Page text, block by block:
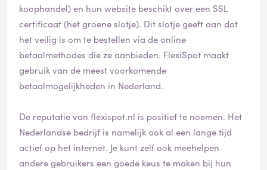
koophandel) en hun website beschikt over een SSL
certificaat (het groene slotje). Dit slotje geeft aan dat
het veilig is om te bestellen via de online
betaalmethodes die ze aanbieden. FlexiSpot maakt
gebruik van de meest voorkomende
betaalmogelijkheden in Nederland.
De reputatie van flexispot.nl is positief te noemen. Het
Nederlandse bedrijf is namelijk ook al een lange tijd
actief op het internet. Je kunt zelf ook meehelpen
andere gebruikers een goede keus te maken bij hun